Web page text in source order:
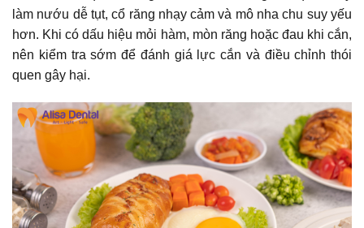
làm nướu dễ tụt, cổ răng nhạy cảm và mô nha chu suy yếu
hơn. Khi có dấu hiệu mỏi hàm, mòn răng hoặc đau khi cắn,
nên kiểm tra sớm để đánh giá lực cắn và điều chỉnh thói
quen gây hại.